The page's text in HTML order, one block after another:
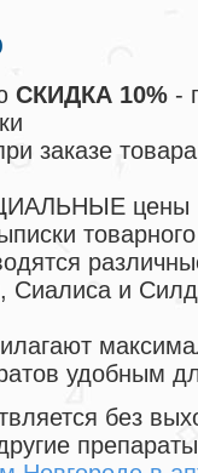
СКИДКА 10% -
заказе
цены
Сиалиса и
удобным
без